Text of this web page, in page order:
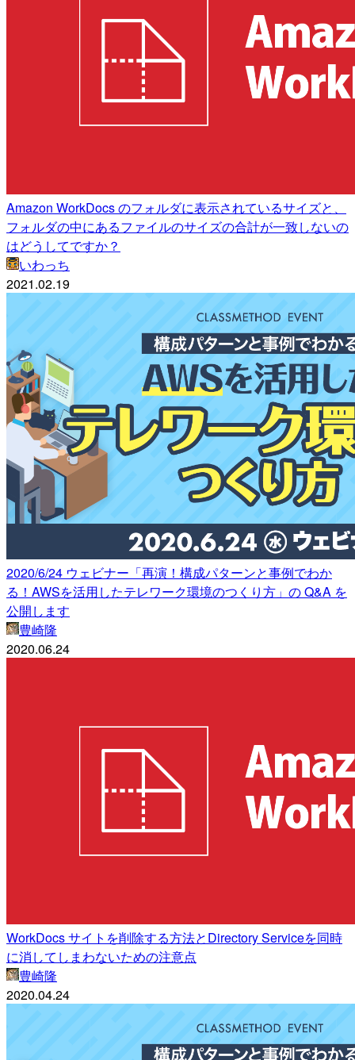
Amazon WorkDocs のフォルダに表示されているサイズと、
フォルダの中にあるファイルのサイズの合計が一致しないの
はどうしてですか？
いわっち
2021.02.19
2020/6/24 ウェビナー「再演！構成パターンと事例でわか
る！AWSを活用したテレワーク環境のつくり方」の Q&A を
公開します
豊崎隆
2020.06.24
WorkDocs サイトを削除する方法とDirectory Serviceを同時
に消してしまわないための注意点
豊崎隆
2020.04.24